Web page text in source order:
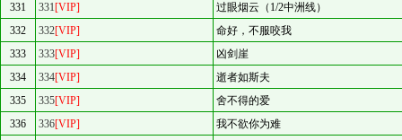
331
331[VIP]
过眼烟云（1/2中洲线）
332
332[VIP]
命好，不服咬我
333
333[VIP]
凶剑崖
334
334[VIP]
逝者如斯夫
335
335[VIP]
舍不得的爱
336
336[VIP]
我不欲你为难